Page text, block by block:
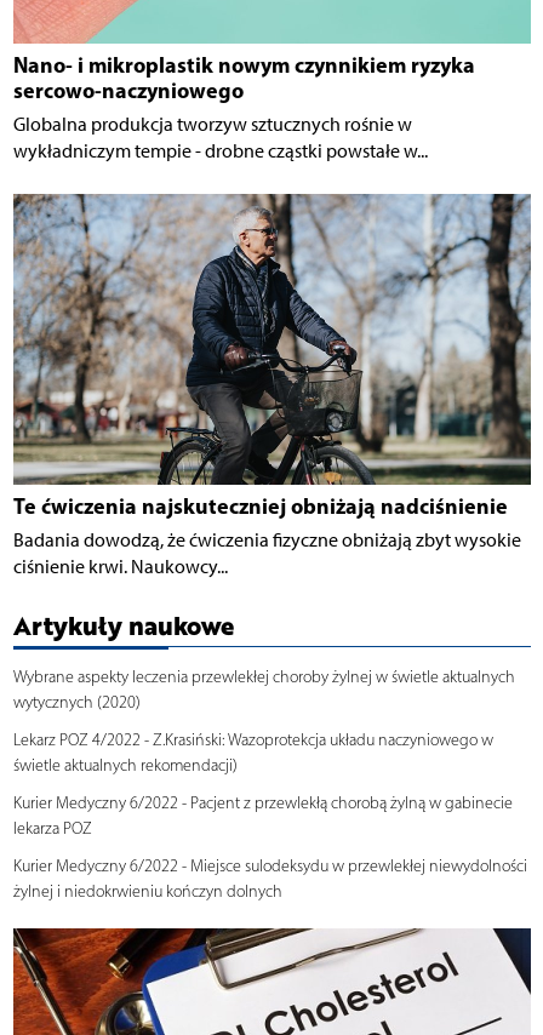
Nano- i mikroplastik nowym czynnikiem ryzyka
sercowo-naczyniowego
Globalna produkcja tworzyw sztucznych rośnie w
wykładniczym tempie - drobne cząstki powstałe w...
Te ćwiczenia najskuteczniej obniżają nadciśnienie
Badania dowodzą, że ćwiczenia fizyczne obniżają zbyt wysokie
ciśnienie krwi. Naukowcy...
Artykuły naukowe
Wybrane aspekty leczenia przewlekłej choroby żylnej w świetle aktualnych
wytycznych (2020)
Lekarz POZ 4/2022 - Z.Krasiński: Wazoprotekcja układu naczyniowego w
świetle aktualnych rekomendacji)
Kurier Medyczny 6/2022 - Pacjent z przewlekłą chorobą żylną w gabinecie
lekarza POZ
Kurier Medyczny 6/2022 - Miejsce sulodeksydu w przewlekłej niewydolności
żylnej i niedokrwieniu kończyn dolnych